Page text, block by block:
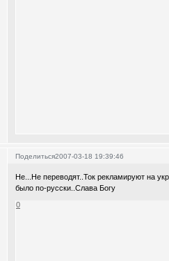
Поделиться2007-03-18 19:39:46
Не...Не переводят..Ток рекламируют на
было по-русски..Слава Богу
0